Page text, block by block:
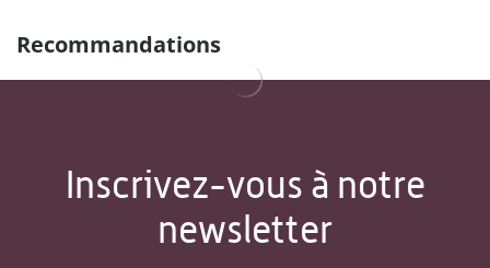
Recommandations
Inscrivez-vous à notre
newsletter